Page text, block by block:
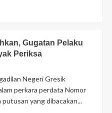
Gugatan Pelaku
Periksa
Negeri Gresik
perkara perdata Nomor
yang dibacakan...